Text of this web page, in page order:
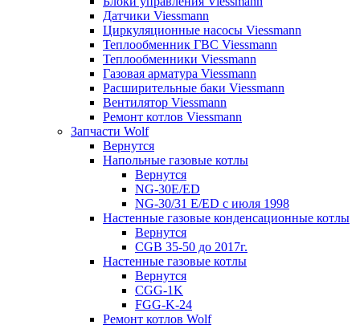
Датчики Viessmann
Циркуляционные насосы Viessmann
Теплообменник ГВС Viessmann
Теплообменники Viessmann
Газовая арматура Viessmann
Расширительные баки Viessmann
Вентилятор Viessmann
Ремонт котлов Viessmann
Запчасти Wolf
Вернутся
Напольные газовые котлы
Вернутся
NG-30E/ED
NG-30/31 E/ED с июля 1998
Настенные газовые конденсационные котлы
Вернутся
CGB 35-50 до 2017г.
Настенные газовые котлы
Вернутся
CGG-1K
FGG-K-24
Ремонт котлов Wolf